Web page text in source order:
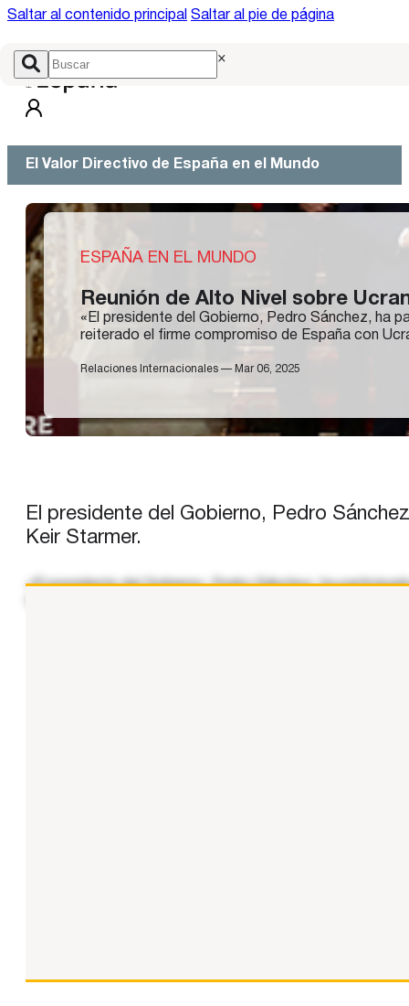
Saltar al contenido principal Saltar al pie de página
×
El Valor Directivo de España en el Mundo
ESPAÑA EN EL MUNDO
Reunión de Alto Nivel sobre
«El presidente del Gobierno, Pedro Sánchez, ha
reiterado el firme compromiso de España con
Relaciones Internacionales — Mar 06, 2025
El presidente del Gobierno, Pedro
Keir Starmer.
«El presidente del Gobierno, Pedro Sánchez, ha